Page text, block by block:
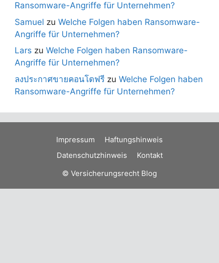
Ransomware-Angriffe für Unternehmen?
Samuel zu Welche Folgen haben Ransomware-
Angriffe für Unternehmen?
Lars zu Welche Folgen haben Ransomware-
Angriffe für Unternehmen?
ลงประกาศขายคอนโดฟรี zu Welche Folgen haben
Ransomware-Angriffe für Unternehmen?
Impressum
Haftungshinweis
Datenschutzhinweis
Kontakt
© Versicherungsrecht Blog